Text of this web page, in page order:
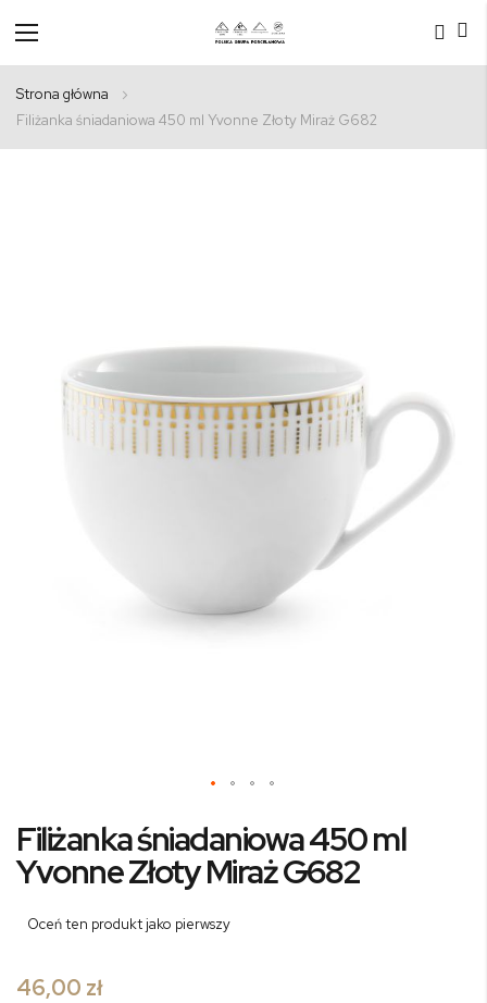
Przełącznik
Nav
Strona główna
Filiżanka śniadaniowa 450 ml Yvonne Złoty Miraż G682
na
początek
galerii
Filiżanka śniadaniowa 450 ml
Yvonne Złoty Miraż G682
Oceń ten produkt jako pierwszy
46,00 zł